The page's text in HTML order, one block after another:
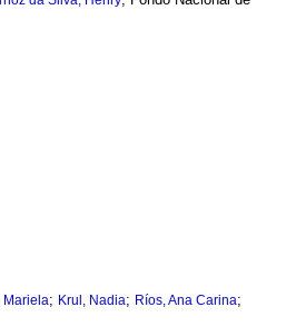
Mariela; Krul, Nadia; Ríos, Ana Carina;